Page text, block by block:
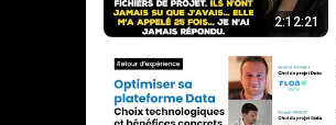
2:12:21